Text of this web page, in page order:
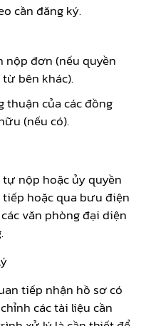
cần đăng ký.
nộp đơn (nếu quyền
bên khác).
thuận của các đồng
(nếu có).
nộp hoặc ủy quyền
hoặc qua bưu điện
văn phòng đại diện
tiếp nhận hồ sơ có
các tài liệu cần